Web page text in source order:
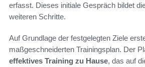
erfasst. Dieses initiale Gespräch bildet
weiteren Schritte.
Auf Grundlage der festgelegten Ziele
maßgeschneiderten Trainingsplan. Der
effektives Training zu Hause, das auf